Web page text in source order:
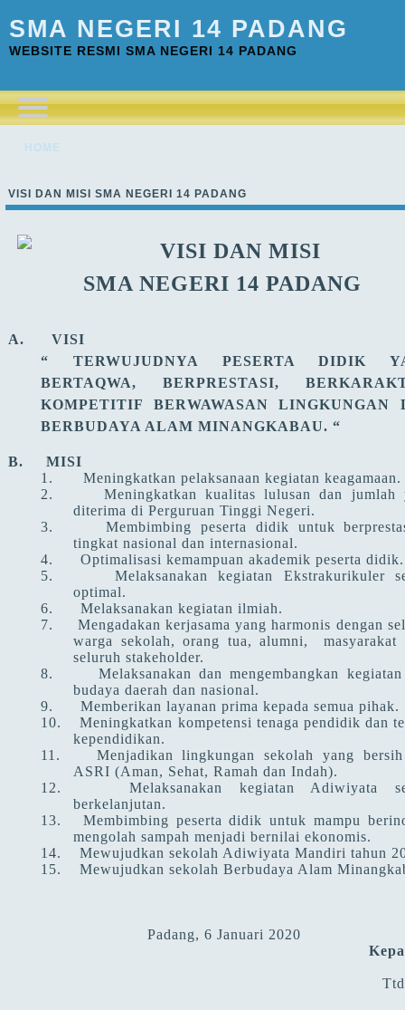
SMA NEGERI 14 PADANG
WEBSITE RESMI SMA NEGERI 14 PADANG
HOME
VISI DAN MISI SMA NEGERI 14 PADANG
VISI DAN MISI
SMA NEGERI 14 PADANG
A.
VISI
“ TERWUJUDNYA PESERTA DIDIK
BERTAQWA, BERPRESTASI,
KOMPETITIF
BERWAWASAN LINGKUNGAN
BERBUDAYA ALAM MINANGKABAU. “
B. MISI
1.
Meningkatkan pelaksanaan kegiatan keagamaan.
2.
Meningkatkan kualitas lulusan dan jumlah
diterima di Perguruan Tinggi Negeri.
3.
Membimbing peserta didik untuk
tingkat nasional dan internasional.
4.
Optimalisasi kemampuan akademik peserta didik.
5.
Melaksanakan kegiatan Ekstrakurikuler
optimal.
6.
Melaksanakan kegiatan ilmiah.
7.
Mengadakan kerjasama yang harmonis dengan
warga sekolah, orang tua, alumni, masyarakat
seluruh stakeholder.
8.
Melaksanakan dan mengembangkan
budaya daerah dan nasional.
9.
Memberikan layanan prima kepada semua pihak.
10.
Meningkatkan kompetensi tenaga pendidik dan
kependidikan.
11.
Menjadikan lingkungan sekolah yang
ASRI (Aman, Sehat, Ramah dan Indah).
12.
Melaksanakan kegiatan Adiwiyata
berkelanjutan.
13.
Membimbing peserta didik untuk mampu
mengolah sampah menjadi bernilai ekonomis.
14.
Mewujudkan sekolah Adiwiyata Mandiri tahun
15.
Mewujudkan sekolah Berbudaya Alam
Padang, 6 Januari 2020
Ttd